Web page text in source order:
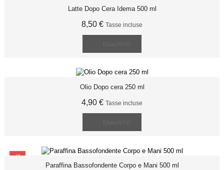
Latte Dopo Cera Idema 500 ml
8,50 € Tasse incluse
Olio Dopo cera 250 ml
4,90 € Tasse incluse
Paraffina Bassofondente Corpo e Mani 500 ml